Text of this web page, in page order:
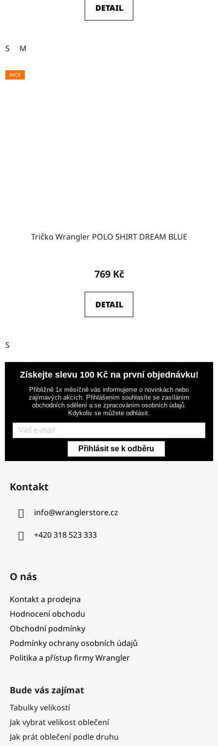
DETAIL
S M
AKCE
Tričko Wrangler POLO SHIRT DREAM BLUE
769 Kč
DETAIL
S
Získejte slevu 100 Kč na první objednávku!
Přibližně 1x měsíčně vás informujeme o novinkách nebo
zajímavých akcích. Přihlášením souhlasíte se zasíláním
obchodních sdělení a se zpracováním osobních údajů.
Kdykoliv se můžete odhlásit.
Přihlásit se k odběru
Z
Kontakt
info@wranglerstore.cz
+420 318 523 333
O nás
Kontakt a prodejna
Hodnocení obchodu
Obchodní podmínky
Podmínky ochrany osobních údajů
Politika a přístup firmy Wrangler
Bude vás zajímat
Tabulky velikostí
Jak vybrat velikost oblečení
Jak prát oblečení podle druhu